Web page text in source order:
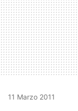
11 Marzo 2011